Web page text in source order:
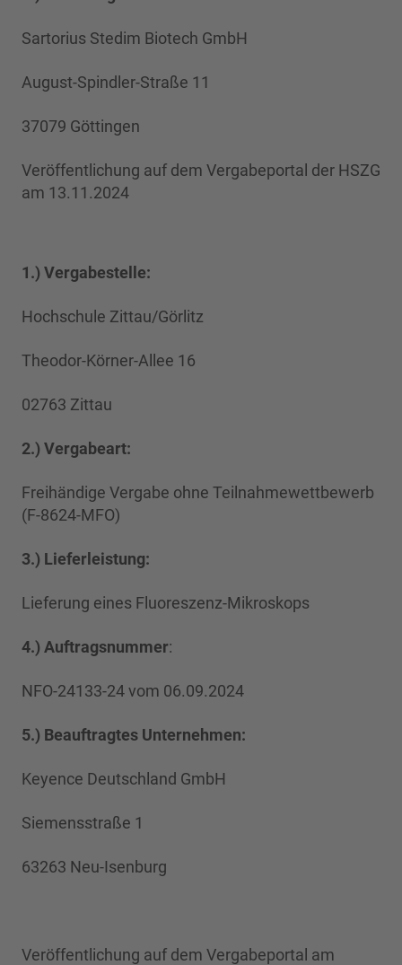
Sartorius Stedim Biotech GmbH
August-Spindler-Straße 11
37079 Göttingen
Veröffentlichung auf dem Vergabeportal der HSZG
am 13.11.2024
1.) Vergabestelle:
Hochschule Zittau/Görlitz
Theodor-Körner-Allee 16
02763 Zittau
2.) Vergabeart:
Freihändige Vergabe ohne Teilnahmewettbewerb
(F-8624-MFO)
3.) Lieferleistung:
Lieferung eines Fluoreszenz-Mikroskops
4.) Auftragsnummer:
NFO-24133-24 vom 06.09.2024
5.) Beauftragtes Unternehmen:
Keyence Deutschland GmbH
Siemensstraße 1
63263 Neu-Isenburg
Veröffentlichung auf dem Vergabeportal am